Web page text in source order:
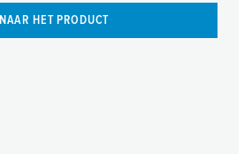
NAAR HET PRODUCT